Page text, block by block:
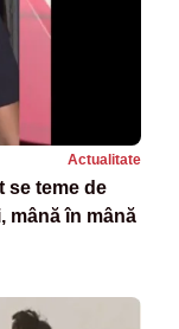
Actualitate
se teme de
mână în mână